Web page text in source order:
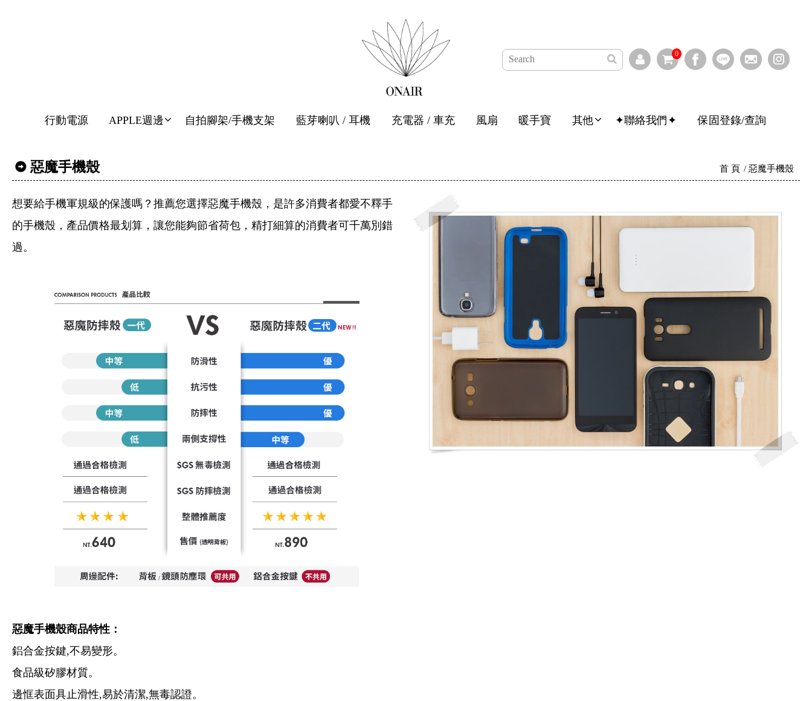
0
行動電源 APPLE週邊 自拍腳架/手機支架 藍芽喇叭 / 耳機 充電器 / 車充 風扇 暖手寶 其他 ✦聯絡我們✦ 保固登錄/查詢
惡魔手機殼 首 頁 惡魔手機殼
想要給手機軍規級的保護嗎？推薦您選擇惡魔手機殼，是許多消費者都愛不釋手
的手機殼，產品價格最划算，讓您能夠節省荷包，精打細算的消費者可千萬別錯
過。
惡魔手機殼商品特性：
鋁合金按鍵,不易變形。
食品級矽膠材質。
邊恇表面具止滑性,易於清潔,無毒認證。